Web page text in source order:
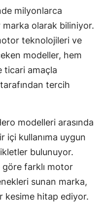
milyonlarca
marka olarak biliniyor.
teknolojileri ve
modeller, hem
ticari amaçla
tercih
modelleri arasında
içi kullanıma uygun
bulunuyor.
göre farklı motor
sunan marka,
kesime hitap ediyor.